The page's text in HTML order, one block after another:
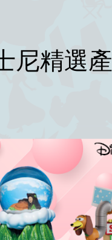
尼精選產